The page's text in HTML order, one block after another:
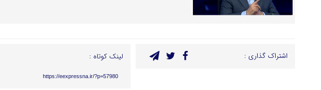
اشتراک گذاری : لینک کوتاه :
https://eexpressna.ir/?p=57980